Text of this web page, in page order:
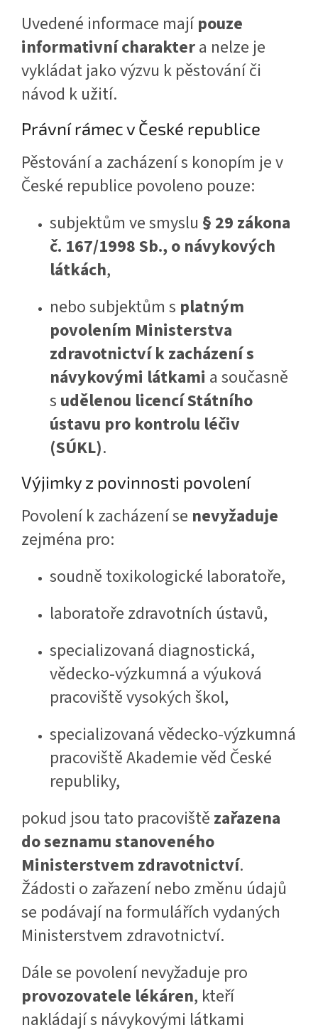
Uvedené informace majípouze
informativní charaktera nelze je
vykládat jako výzvu k pěstování či
návod k užití.
Právní rámec v České republice
Pěstování a zacházení s konopím je v
České republice povoleno pouze:
subjektům ve smyslu § 29 zákona
č. 167/1998 Sb., o návykových
látkách,
nebo subjektům s platným
povolením Ministerstva
zdravotnictví k zacházení s
návykovými látkami a současně
s udělenou licencí Státního
ústavu pro kontrolu léčiv
(SÚKL).
Výjimky z povinnosti povolení
Povolení k zacházení se nevyžaduje
zejména pro:
soudně toxikologické laboratoře,
laboratoře zdravotních ústavů,
specializovaná diagnostická,
vědecko-výzkumná a výuková
pracoviště vysokých škol,
specializovaná vědecko-výzkumná
pracoviště Akademie věd České
republiky,
pokud jsou tato pracoviště zařazena
do seznamu stanoveného
Ministerstvem zdravotnictví.
Žádosti o zařazení nebo změnu údajů
se podávají na formulářích vydaných
Ministerstvem zdravotnictví.
Dále se povolení nevyžaduje pro
provozovatele lékáren, kteří
nakládají s návykovými látkami